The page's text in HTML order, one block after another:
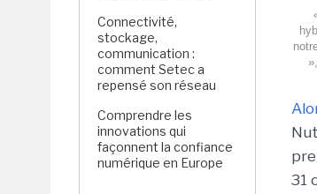
Connectivité,
stockage,
communication :
comment Setec a
repensé son réseau
Comprendre les
innovations qui
façonnent la confiance
numérique en Europe
31